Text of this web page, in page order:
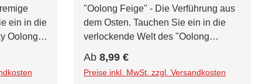
ein in die
Oolong".
"Oolong Feige" - Die Verführung aus
dem Osten. Tauchen Sie ein in die
verlockende Welt des "Oolong
Tee entführt Ihre Sinne auf eine
genussvolle Reise, bei der die süße
Regulärer Preis:
Ab 8,99 €
Preise inkl. MwSt. zzgl. Versandkosten